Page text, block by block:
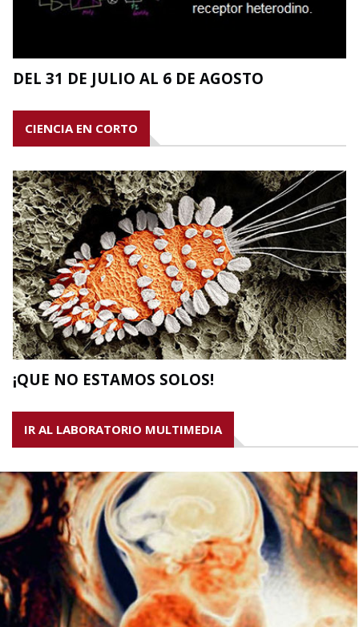
DEL 31 DE JULIO AL 6 DE AGOSTO
CIENCIA EN CORTO
¡QUE NO ESTAMOS SOLOS!
IR AL LABORATORIO MULTIMEDIA